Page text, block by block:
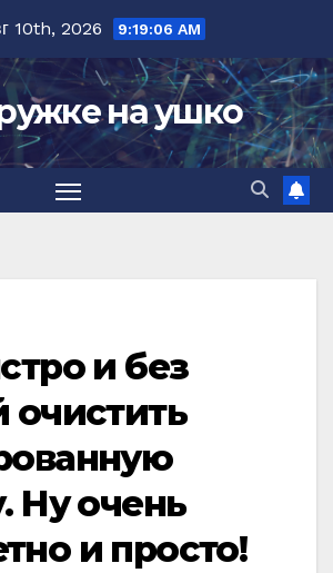
10th, 2026 9:19:07 AM
на ушко
и без
очистить
Ну очень
и просто!